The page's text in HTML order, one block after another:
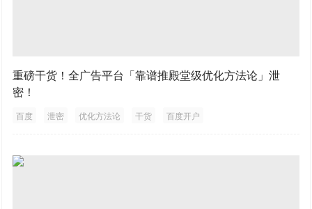
重磅干货！全广告平台「靠谱推殿堂级优化方法论」泄
密！
百度 泄密 优化方法论 干货 百度开户